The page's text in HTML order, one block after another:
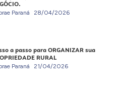
Paraná 28/04/2026
a passo para ORGANIZAR sua
RURAL
Paraná 21/04/2026